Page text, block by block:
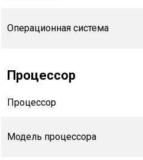
Операционная система
Процессор
Процессор
Модель процессора